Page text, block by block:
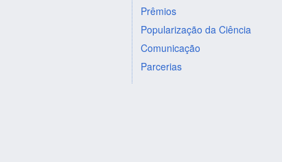
Prêmios
Popularização da Ciência
Comunicação
Parcerias